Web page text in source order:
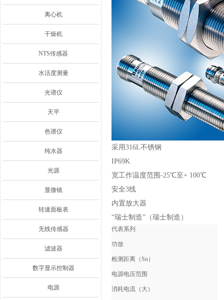
离心机
干燥机
NTS传感器
水活度测量
光谱仪
天平
色谱仪
纯水器
光源
显微镜
转速面板表
无线传感器
滤波器
数字显示控制器
电源
采用316L不锈钢
IP69K
宽工作温度范围-25℃至+ 100℃
安全3线
内置放大器
“瑞士制造”（瑞士制造）
代表系列
功放
检测距离（Sn）
电源电压范围
消耗电流（大）